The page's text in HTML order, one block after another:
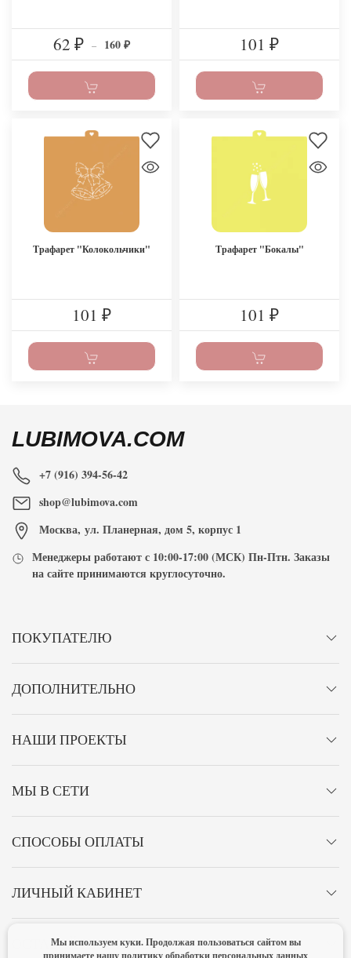
62 ₽ – 160 ₽ 101 ₽
Трафарет "Колокольчики"
101 ₽
Трафарет "Бокалы"
101 ₽
LUBIMOVA.COM
+7 (916) 394-56-42
shop@lubimova.com
Москва, ул. Планерная, дом 5, корпус 1
Менеджеры работают с 10:00-17:00(МСК) Пн-Птн. Заказы
на сайте принимаются круглосуточно.
ПОКУПАТЕЛЮ
ДОПОЛНИТЕЛЬНО
НАШИ ПРОЕКТЫ
МЫ В СЕТИ
СПОСОБЫ ОПЛАТЫ
ЛИЧНЫЙ КАБИНЕТ
ОСТАВАЙТЕСЬ НА СВЯЗИ!
Мы используем куки. Продолжая пользоваться сайтом вы
принимаете нашуполитику обработки персональных данных